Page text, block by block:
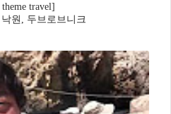
travel]
원, 두브로브니크